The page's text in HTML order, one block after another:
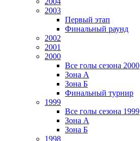
2003
Первый этап
Финальный раунд
2002
2001
2000
Все голы сезона 2000
Зона А
Зона Б
Финальный турнир
1999
Все голы сезона 1999
Зона А
Зона Б
1998